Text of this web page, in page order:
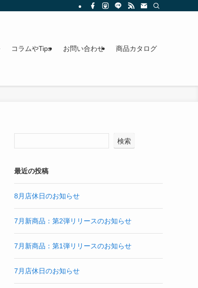
コラムやTips お問い合わせ 商品カタログ
検索
最近の投稿
8月店休日のお知らせ
7月新商品：第2弾リリースのお知らせ
7月新商品：第1弾リリースのお知らせ
7月店休日のお知らせ